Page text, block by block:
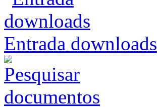
Entrada downloads